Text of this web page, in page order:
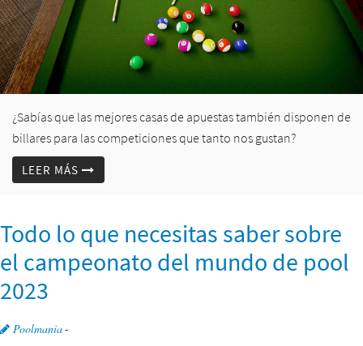
¿Sabías que las mejores casas de apuestas también disponen de
billares para las competiciones que tanto nos gustan?
LEER MÁS
Todo lo que necesitas saber sobre
el campeonato del mundo de pool
2023
Poolmania-